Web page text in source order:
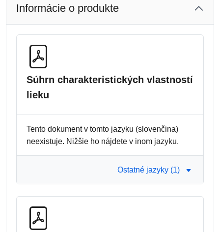
Informácie o produkte
Súhrn charakteristických vlastností
lieku
Tento dokument v tomto jazyku (slovenčina)
neexistuje. Nižšie ho nájdete v inom jazyku.
Ostatné jazyky (1)